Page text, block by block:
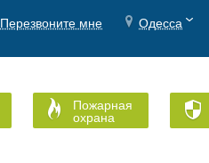
Перезвоните мне Одесса
Пожарная
охрана